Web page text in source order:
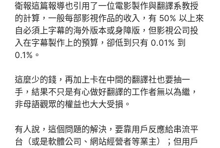
衛報這篇報導也引用了一位電影製作與翻譯系教授
的計算，一般每部影視作品的收入，有 50% 以上來
自必須上字幕的海外版本或身障版，但影視公司投
入在字幕製作上的預算，卻低到只有 0.01% 到
0.1%。
這麼少的錢，再加上卡在中間的翻譯社也要抽一
手，結果不只是有心做好翻譯的工作者無以為繼，
非母語觀眾的權益也大大受損。
有人說，這個問題的解決，要靠用戶反應給串流平
台（或是軟體公司、網站經營者等業主）；但用戶